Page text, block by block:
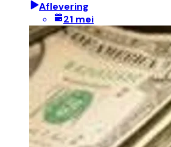
Aflevering
21 mei